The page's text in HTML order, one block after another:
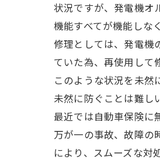
状況ですが、発電機オ
機能すべてが機能しな
修理としては、発電機
ていた為、再使用して
このような状況を未然
未然に防ぐことは難し
最近では自動車保険に
万が一の事故、故障の
により、スムーズな対